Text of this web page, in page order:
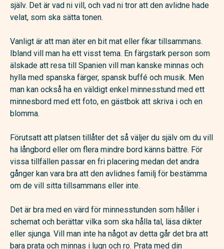
själv. Det är vad ni vill, och vad ni tror att den avlidne hade
velat, som ska sätta tonen.
Vanligt är att man äter en bit mat eller fikar tillsammans.
Ibland vill man ha ett visst tema. En färgstark person som
älskade att resa till Spanien vill man kanske minnas och
hylla med spanska färger, spansk buffé och musik. Men
man kan också ha en väldigt enkel minnesstund med ett
minnesbord med ett foto, en gästbok att skriva i och en
blomma.
Förutsatt att platsen tillåter det så väljer du själv om du vill
ha långbord eller om flera mindre bord känns bättre. För
vissa tillfällen passar en fri placering medan det andra
gånger kan vara bra att den avlidnes familj för bestämma
om de vill sitta tillsammans eller inte.
Det är bra med en värd för minnesstunden som håller i
schemat och berättar vilka som ska hålla tal, läsa dikter
eller sjunga. Vill man inte ha något av detta går det bra att
bara prata och minnas i lugn och ro. Prata med din